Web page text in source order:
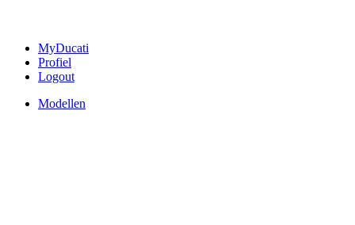
MyDucati
Profiel
Logout
Modellen